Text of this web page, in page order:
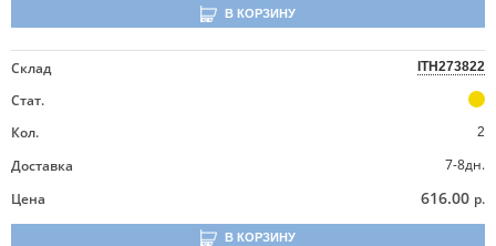
В КОРЗИНУ
Склад ITH273822
Стат.
Кол.
2
Доставка
7-8дн.
Цена
616.00 р.
В КОРЗИНУ